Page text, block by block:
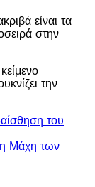
είναι τα
στην
την
του
Μάχη των